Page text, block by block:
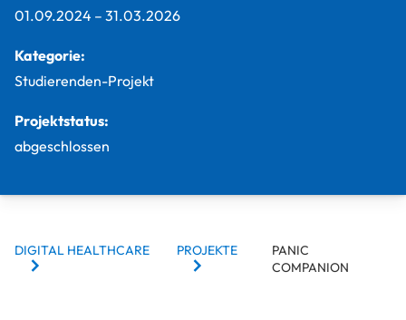
01.09.2024 – 31.03.2026
Kategorie:
Studierenden-Projekt
Projektstatus:
abgeschlossen
BREADCRUMBS
DIGITAL HEALTHCARE PROJEKTE
PANIC
COMPANION